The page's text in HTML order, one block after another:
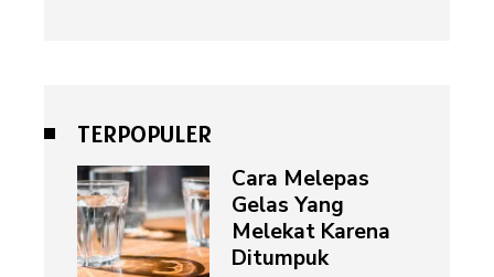
TERPOPULER
Cara Melepas
Gelas Yang
Melekat Karena
Ditumpuk